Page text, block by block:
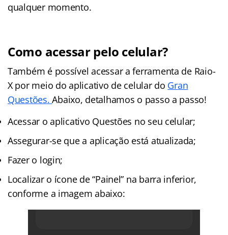
qualquer momento.
Como acessar pelo celular?
Também é possível acessar a ferramenta de Raio-
X por meio do aplicativo de celular do Gran
Questões.Abaixo, detalhamos o passo a passo!
Acessar o aplicativo Questões no seu celular;
Assegurar-se que a aplicação está atualizada;
Fazer o login;
Localizar o ícone de “Painel” na barra inferior,
conforme a imagem abaixo: